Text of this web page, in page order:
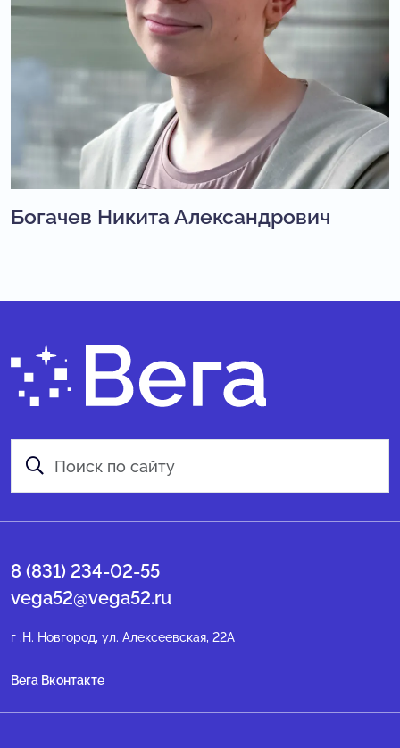
Богачев Никита Александрович
8 (831) 234-02-55
vega52@vega52.ru
г .Н. Новгород, ул. Алексеевская, 22А
Вега Вконтакте